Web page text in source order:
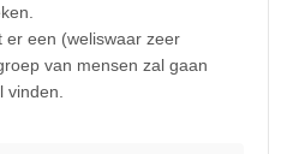
er een (weliswaar zeer
van mensen zal gaan